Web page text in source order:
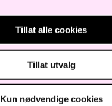
Tillat alle cookies
Tillat utvalg
Kun nødvendige cookies
Torbjørn
Partner